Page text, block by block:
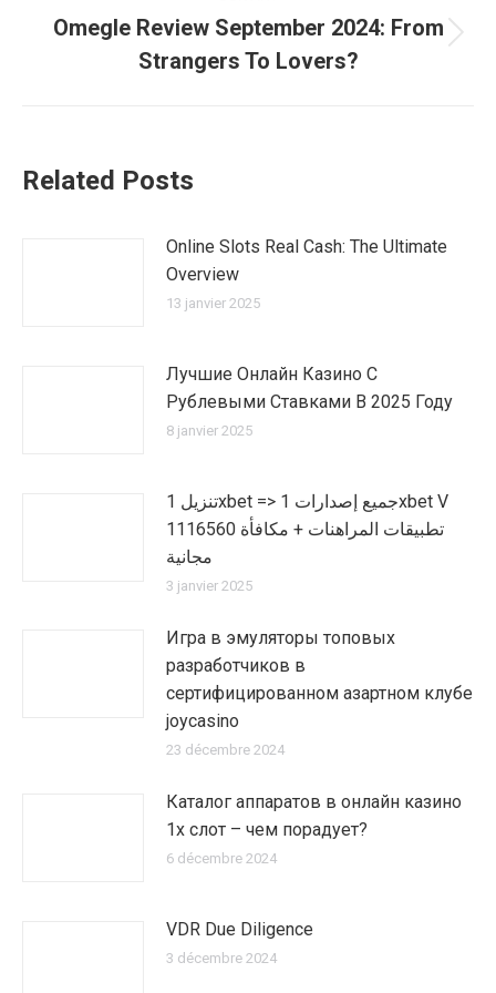
suivant
Omegle Review September 2024: From
Strangers To Lovers?
Related Posts
Online Slots Real Cash: The Ultimate
Overview
13 janvier 2025
Лучшие Онлайн Казино С
Рублевыми Ставками В 2025 Году
8 janvier 2025
تنزيل 1xbet => جميع إصدارات 1xbet V
1116560 تطبيقات المراهنات + مكافأة
مجانية
3 janvier 2025
Игра в эмуляторы топовых
разработчиков в
сертифицированном азартном клубе
joycasino
23 décembre 2024
Каталог аппаратов в онлайн казино
1х слот – чем порадует?
6 décembre 2024
VDR Due Diligence
3 décembre 2024